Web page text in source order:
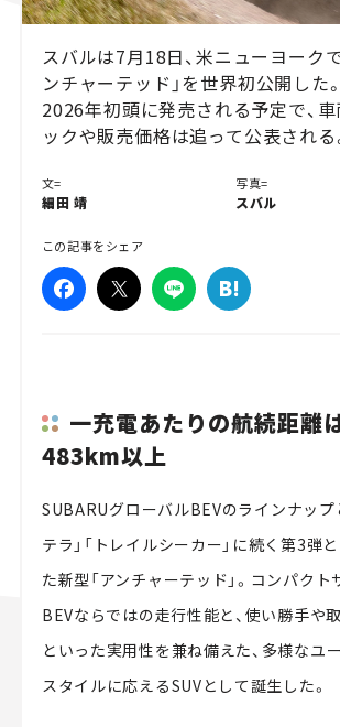
スバルは7月18日、米ニューヨーク
ンチャーテッド」を世界初公開した
2026年初頭に発売される予定で、
ックや販売価格は追って公表される
文=
細田 靖
写真=
スバル
この記事をシェア
一充電あたりの航続距離
483km以上
SUBARUグローバルBEVのラインナップ
テラ」「トレイルシーカー」に続く第3弾
た新型「アンチャーテッド」。コンパクト
BEVならではの走行性能と、使い勝手や
といった実用性を兼ね備えた、多様なユ
スタイルに応えるSUVとして誕生した。